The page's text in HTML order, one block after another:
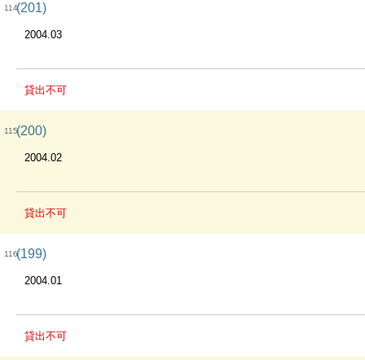
114(201)
2004.03
貸出不可
115(200)
2004.02
貸出不可
116(199)
2004.01
貸出不可